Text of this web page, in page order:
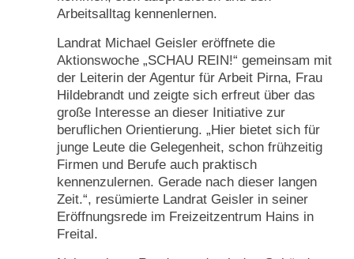
Arbeitsalltag kennenlernen.
Landrat Michael Geisler eröffnete die
Aktionswoche „SCHAU REIN!“ gemeinsam mit
der Leiterin der Agentur für Arbeit Pirna, Frau
Hildebrandt und zeigte sich erfreut über das
große Interesse an dieser Initiative zur
beruflichen Orientierung. „Hier bietet sich für
junge Leute die Gelegenheit, schon frühzeitig
Firmen und Berufe auch praktisch
kennenzulernen. Gerade nach dieser langen
Zeit.“, resümierte Landrat Geisler in seiner
Eröffnungsrede im Freizeitzentrum Hains in
Freital.